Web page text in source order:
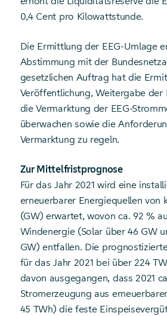
0,4 Cent pro Kilowattstunde.
Die Ermittlung der EEG-Umlage
Abstimmung mit der
gesetzlichen Auftrag hat die
Veröffentlichung, Weitergabe der
die Vermarktung der EEG-
überwachen sowie die
Vermarktung zu regeln.
Zur Mittelfristprognose
Für das Jahr 2021 wird eine
erneuerbarer Energiequellen von
(GW) erwartet, wovon ca. 92 %
Windenergie (Solar über 46 GW
GW) entfallen. Die
für das Jahr 2021 bei über 224
davon ausgegangen, dass 2021
Stromerzeugung aus
45 TWh) die feste